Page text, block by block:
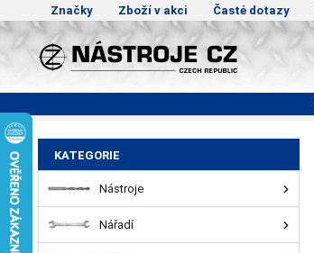
Značky Zboží v akci Časté dotazy
KATEGORIE
Nástroje
Nářadí